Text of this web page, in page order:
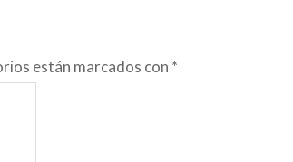
están marcados con *